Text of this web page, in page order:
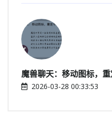
魔兽聊天：移动图标，
2026-03-28 00:33:53